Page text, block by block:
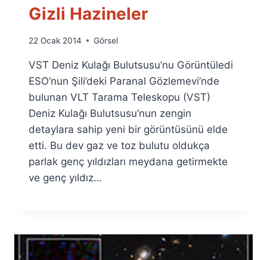
Gizli Hazineler
By
Fuat
Özyar
22 Ocak 2014 Görsel
VST Deniz Kulağı Bulutsusu’nu Görüntüledi
ESO’nun Şili’deki Paranal Gözlemevi’nde
bulunan VLT Tarama Teleskopu (VST)
Deniz Kulağı Bulutsusu’nun zengin
detaylara sahip yeni bir görüntüsünü elde
etti. Bu dev gaz ve toz bulutu oldukça
parlak genç yıldızları meydana getirmekte
ve genç yıldız…